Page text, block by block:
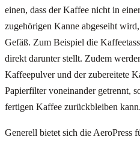
einen, dass der Kaffee nicht in
zugehörigen Kanne abgeseiht
Gefäß. Zum Beispiel die
direkt darunter stellt. Zudem
Kaffeepulver und der zubereitete
Papierfilter voneinander getrennt,
fertigen Kaffee zurückbleiben kann.
Generell bietet sich die AeroPress